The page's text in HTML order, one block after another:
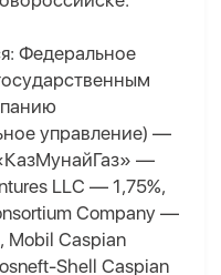
Федеральное
управление) —
—
LLC — 1,75%,
Company —
Mobil Caspian
Shell Caspian